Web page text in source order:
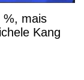
%, mais
Kang